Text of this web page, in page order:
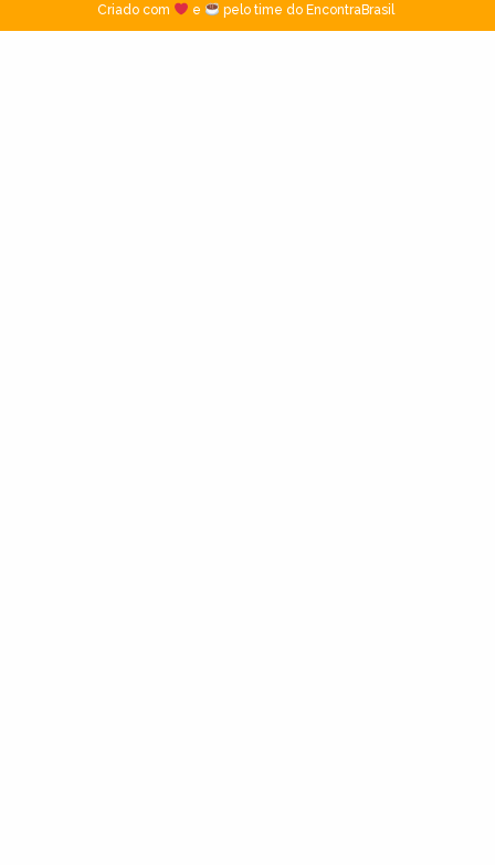
Criado com
e pelo time do EncontraBrasil